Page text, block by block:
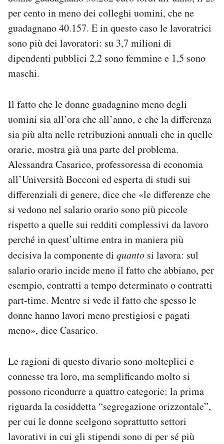
per cento in meno dei colleghi uomini, che ne
guadagnano 40.157. E in questo caso le lavoratrici
sono più dei lavoratori: su 3,7 milioni di
dipendenti pubblici 2,2 sono femmine e 1,5 sono
maschi.
Il fatto che le donne guadagnino meno degli
uomini sia all’ora che all’anno, e che la differenza
sia più alta nelle retribuzioni annuali che in quelle
orarie, mostra già una parte del problema.
Alessandra Casarico, professoressa di economia
all’Università Bocconi ed esperta di studi sui
differenziali di genere, dice che «le differenze che
si vedono nel salario orario sono più piccole
rispetto a quelle sui redditi complessivi da lavoro
perché in quest’ultime entra in maniera più
decisiva la componente di quanto si lavora: sul
salario orario incide meno il fatto che abbiano, per
esempio, contratti a tempo determinato o contratti
part-time. Mentre si vede il fatto che spesso le
donne hanno lavori meno prestigiosi e pagati
meno», dice Casarico.
Le ragioni di questo divario sono molteplici e
connesse tra loro, ma semplificando molto si
possono ricondurre a quattro categorie: la prima
riguarda la cosiddetta “segregazione orizzontale”,
per cui le donne scelgono soprattutto settori
lavorativi in cui gli stipendi sono di per sé più